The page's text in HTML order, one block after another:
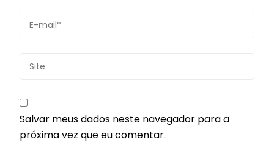
Salvar meus dados neste navegador para a
próxima vez que eu comentar.